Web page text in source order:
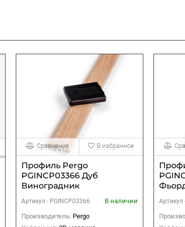
Профиль Pergo
PGINCP03366 Дуб
Виноградник
Артикул - PGINCP03366
В наличии
Производитель: Pergo
Сравнение В избранное
Артикул